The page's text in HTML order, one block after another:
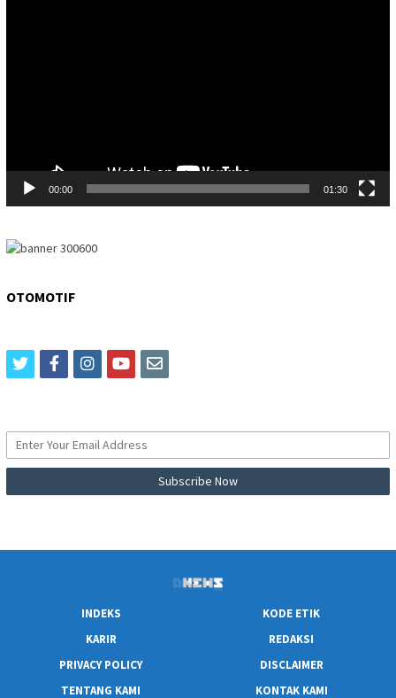
00:00 01:30
OTOMOTIF
twitterfacebookinstagram
youtubeemail
INDEKS
KODE ETIK
KARIR
REDAKSI
PRIVACY POLICY
DISCLAIMER
TENTANG KAMI
KONTAK KAMI